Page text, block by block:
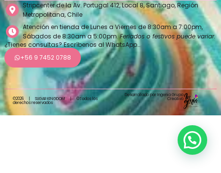
Stripcenter de la Av. Portugal 412, Local 8, Santiago, Región
Metropolitana, Chile
Atención en tienda de Lunes a Viernes de 8:30am a 7:00pm,
Sábados de 8:30am a 5:00pm.Feriados o festivos puede variar.
¿Tienes consultas? Escríbenos al WhatsApp…
+56 9 7452 0788
©2026 SUGAR KINGDOM | ©Todos los
derechos reservados
Desarrollado por Ingenia Grupo
Creativo